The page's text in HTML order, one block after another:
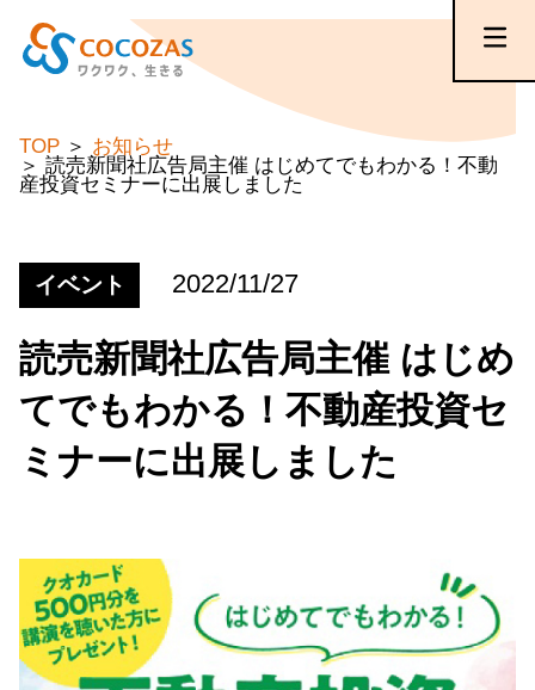
TOP
お知らせ
読売新聞社広告局主催 はじめてでもわかる！不動
産投資セミナーに出展しました
イベント 2022/11/27
読売新聞社広告局主催 はじめ
てでもわかる！不動産投資セ
ミナーに出展しました